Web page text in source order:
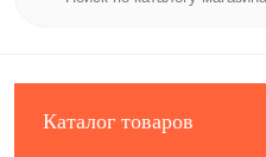
Каталог товаров